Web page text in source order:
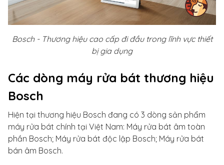
Bosch - Thương hiệu cao cấp đi đầu trong lĩnh vực thiết
bị gia dụng
Các dòng máy rửa bát thương hiệu
Bosch
Hiện tại thương hiệu Bosch đang có 3 dòng sản phẩm
máy rửa bát chính tại Việt Nam: Máy rửa bát âm toàn
phần Bosch; Máy rửa bát độc lập Bosch; Máy rửa bát
bán âm Bosch.